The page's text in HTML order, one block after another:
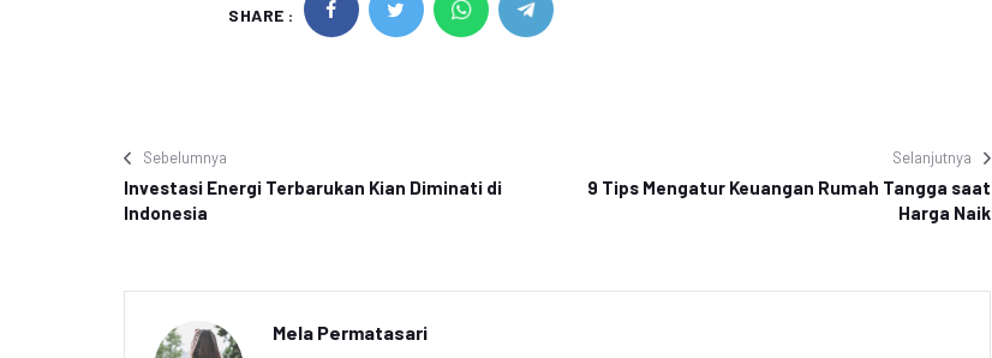
SHARE :
Sebelumnya
Investasi Energi Terbarukan Kian Diminati di
Indonesia
Selanjutnya
9 Tips Mengatur Keuangan Rumah Tangga saat
Harga Naik
Mela Permatasari